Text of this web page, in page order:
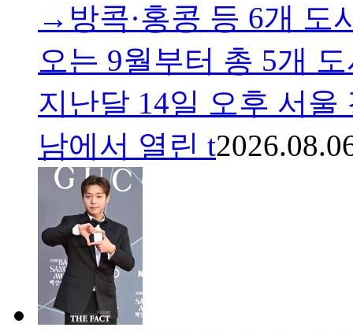
→방콕·홍콩 등 6개 도
오는 9월부터 총 5개
지난달 14일 오후 서
남에서 열린 t